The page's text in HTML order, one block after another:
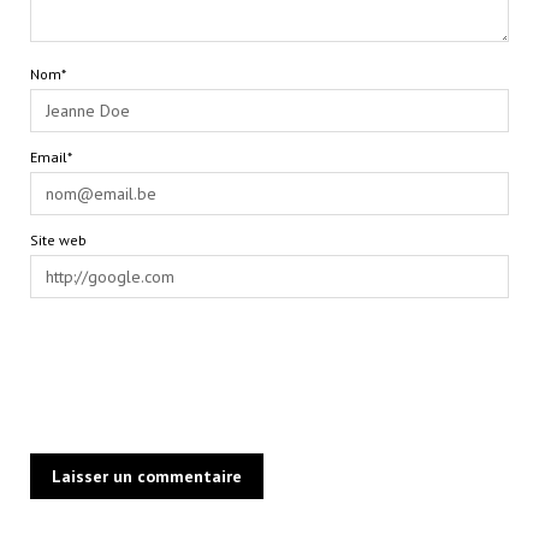
Nom*
Email*
Site web